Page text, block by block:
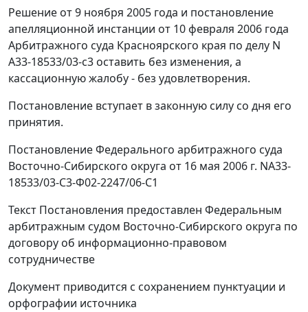
Решение от 9 ноября 2005 года и постановление
апелляционной инстанции от 10 февраля 2006 года
Арбитражного суда Красноярского края по делу N
А33-18533/03-с3 оставить без изменения, а
кассационную жалобу - без удовлетворения.
Постановление вступает в законную силу со дня его
принятия.
Постановление Федерального арбитражного суда
Восточно-Сибирского округа от 16 мая 2006 г. NА33-
18533/03-С3-Ф02-2247/06-С1
Текст Постановления предоставлен Федеральным
арбитражным судом Восточно-Сибирского округа по
договору об информационно-правовом
сотрудничестве
Документ приводится с сохранением пунктуации и
орфографии источника